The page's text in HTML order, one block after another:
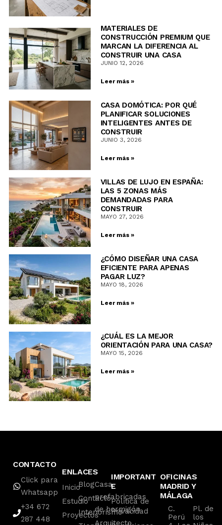
MATERIALES DE
CONSTRUCCIÓN PREMIUM QUE
MARCAN LA DIFERENCIA AL
CONSTRUIR UNA CASA
JUNIO 12, 2026
Leer más »
CASA DOMÓTICA: POR QUÉ
PLANIFICAR SOLUCIONES
INTELIGENTES ANTES DE
CONSTRUIR
JUNIO 3, 2026
Leer más »
VILLAS DE LUJO EN ESPAÑA:
LAS 5 ZONAS MÁS
DEMANDADAS PARA
CONSTRUIR
MAYO 27, 2026
Leer más »
¿CÓMO DISEÑAR UNA CASA
EFICIENTE PARA APENAS
PAGAR LUZ?
MAYO 18, 2026
Leer más »
¿CUÁL ES LA MEJOR
ORIENTACIÓN PARA UNA CASA?
MAYO 15, 2026
Leer más »
CONTACTO
Click para
Whatsapp
+34 672
287 448
ENLACES
Inicio
Estudio
Proyectos
Blog
Contacto
Interiorismo
Casa
prefabricadas
de hormigón
Arquitecto
IMPORTANT
E
Política de
Privacidad
OFICINAS
MADRID Y
MÁLAGA
C.
Perú
Pl. de
los